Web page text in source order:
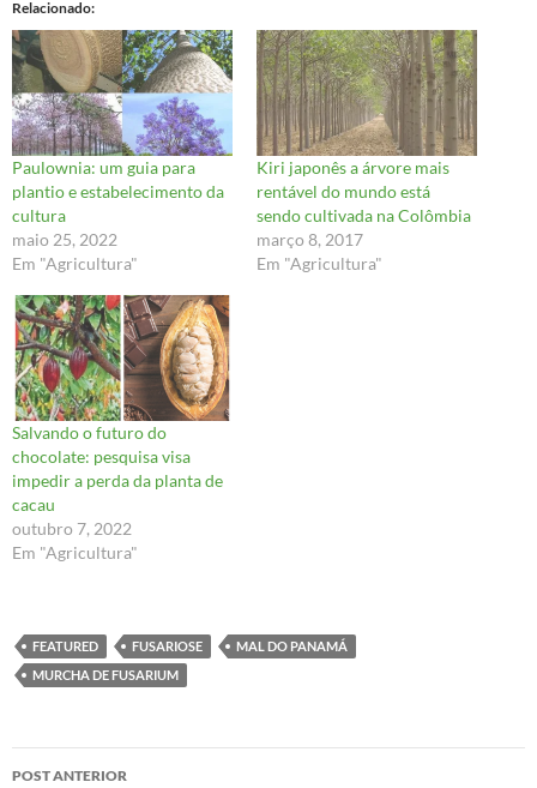
Relacionado
Paulownia: um guia para
plantio e estabelecimento da
cultura
maio 25, 2022
Em "Agricultura"
Kiri japonês a árvore mais
rentável do mundo está
sendo cultivada na Colômbia
março 8, 2017
Em "Agricultura"
Salvando o futuro do
chocolate: pesquisa visa
impedir a perda da planta de
cacau
outubro 7, 2022
Em "Agricultura"
FEATURED FUSARIOSE
MAL DO PANAMÁ
MURCHA DE FUSARIUM
Navegação
POST ANTERIOR